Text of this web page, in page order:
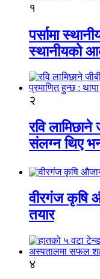
१
पर्सामा
स्थानीयको
२
रवि लामिछाने
संलग्न थिए
वीरगंज कृषि
तयार
४